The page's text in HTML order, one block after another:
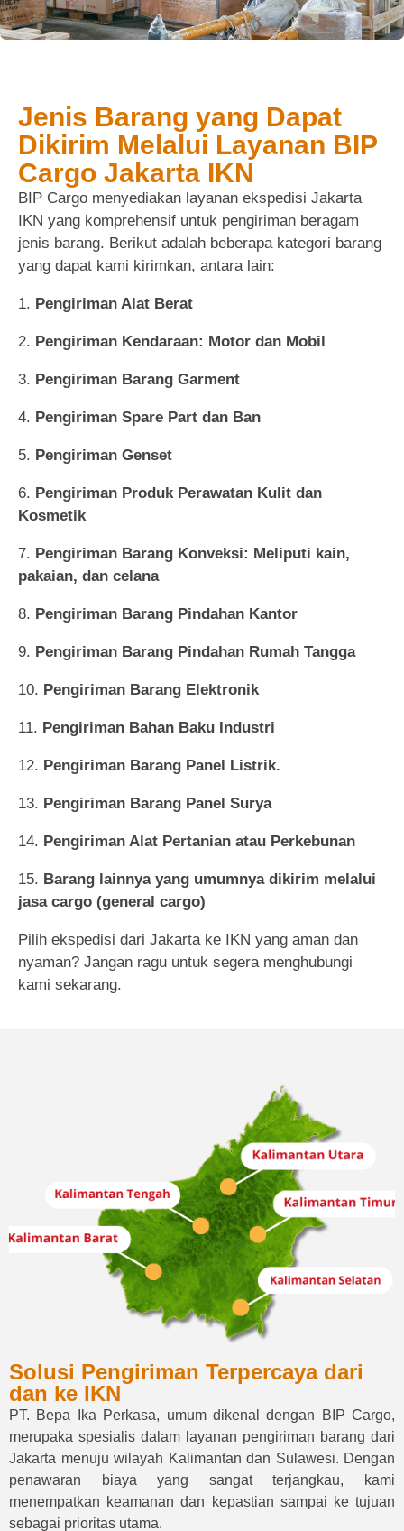
Jenis Barang yang Dapat
Dikirim Melalui Layanan BIP
Cargo Jakarta IKN
BIP Cargo menyediakan layanan ekspedisi Jakarta
IKN yang komprehensif untuk pengiriman beragam
jenis barang. Berikut adalah beberapa kategori barang
yang dapat kami kirimkan, antara lain:
Pengiriman Alat Berat
Pengiriman Kendaraan: Motor dan Mobil
Pengiriman Barang Garment
Pengiriman Spare Part dan Ban
Pengiriman Genset
Pengiriman Produk Perawatan Kulit dan
Kosmetik
Pengiriman Barang Konveksi: Meliputi kain,
pakaian, dan celana
Pengiriman Barang Pindahan Kantor
Pengiriman Barang Pindahan Rumah Tangga
Pengiriman Barang Elektronik
Pengiriman Bahan Baku Industri
Pengiriman Barang Panel Listrik.
Pengiriman Barang Panel Surya
Pengiriman Alat Pertanian atau Perkebunan
Barang lainnya yang umumnya dikirim melalui
jasa cargo (general cargo)
Pilih ekspedisi dari Jakarta ke IKN yang aman dan
nyaman? Jangan ragu untuk segera menghubungi
kami sekarang.
Solusi Pengiriman Terpercaya dari
dan ke IKN
PT. Bepa Ika Perkasa, umum dikenal dengan BIP Cargo,
merupaka spesialis dalam layanan pengiriman barang dari
Jakarta menuju wilayah Kalimantan dan Sulawesi. Dengan
penawaran biaya yang sangat terjangkau, kami
menempatkan keamanan dan kepastian sampai ke tujuan
sebagai prioritas utama.